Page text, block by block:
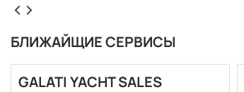
БЛИЖАЙЩИЕ СЕРВИСЫ
GALATI YACHT SALES